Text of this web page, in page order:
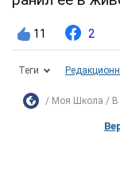
11 2
Теги
Моя Школа